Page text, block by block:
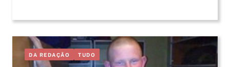
DA REDAÇÃO TUDO